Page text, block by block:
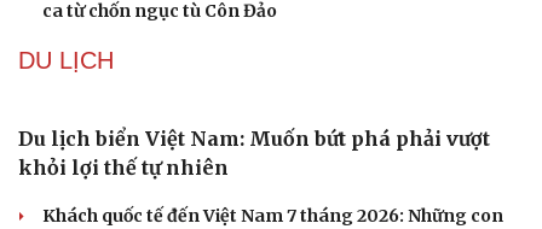
lòng phố cổ
phát triển du lịch cộng đồng
Ba phim Việt cùng “đổ bộ” phòng vé tháng 8, đối đầu